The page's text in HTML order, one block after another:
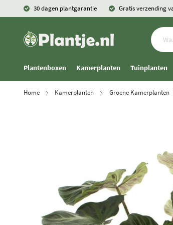
30 dagen plantgarantie Gratis verzending
Plantenboxen Kamerplanten Tuinplanten
Home Kamerplanten Groene Kamerplanten